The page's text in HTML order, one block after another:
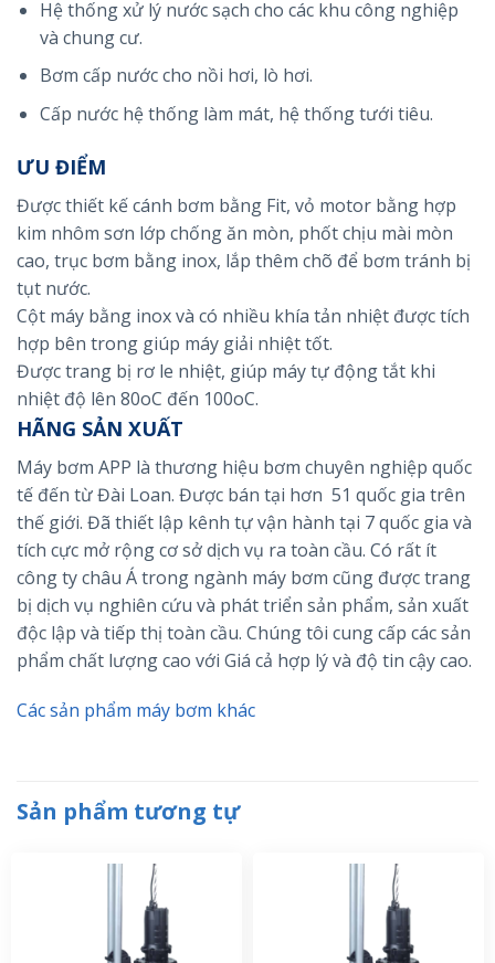
Hệ thống xử lý nước sạch cho các khu công nghiệp
và chung cư.
Bơm cấp nước cho nồi hơi, lò hơi.
Cấp nước hệ thống làm mát, hệ thống tưới tiêu.
ƯU ĐIỂM
Được thiết kế cánh bơm bằng Fit, vỏ motor bằng hợp
kim nhôm sơn lớp chống ăn mòn, phốt chịu mài mòn
cao, trục bơm bằng inox, lắp thêm chõ để bơm tránh bị
tụt nước.
Cột máy bằng inox và có nhiều khía tản nhiệt được tích
hợp bên trong giúp máy giải nhiệt tốt.
Được trang bị rơ le nhiệt, giúp máy tự động tắt khi
nhiệt độ lên 80oC đến 100oC.
HÃNG SẢN XUẤT
Máy bơm APP là thương hiệu bơm chuyên nghiệp quốc
tế đến từ Đài Loan. Được bán tại hơn 51 quốc gia trên
thế giới. Đã thiết lập kênh tự vận hành tại 7 quốc gia và
tích cực mở rộng cơ sở dịch vụ ra toàn cầu. Có rất ít
công ty châu Á trong ngành máy bơm cũng được trang
bị dịch vụ nghiên cứu và phát triển sản phẩm, sản xuất
độc lập và tiếp thị toàn cầu. Chúng tôi cung cấp các sản
phẩm chất lượng cao với Giá cả hợp lý và độ tin cậy cao.
Các sản phẩm máy bơm khác
Sản phẩm tương tự